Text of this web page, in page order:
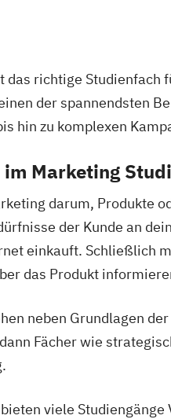
das richtige
der spannendsten
hin zu komplexen
Marketing
darum, Produkte
der Kunde an
einkauft. Schließlich
das Produkt
neben Grundlagen
Fächer wie
viele